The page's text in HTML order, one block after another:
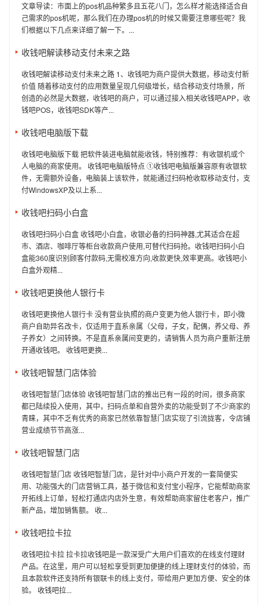
文章导读：市面上的pos机品种繁多且五花八门，怎么样才能选择适合自
己需求的pos机呢，那么我们在办理pos机的时候又需要注意哪些呢？我
们根据以下几点来详细了解一下。...
收钱吧解读移动支付未来之路
收钱吧解读移动支付未来之路 1、收钱吧为商户提供大数据，移动支付新
价值 随着移动支付的应用数量呈现几何级增长，结合移动支付场景，所
创造的必然是大数据，收钱吧的商户，可以通过接入相关收钱吧APP，收
钱吧POS，收钱吧SDK等产...
收钱吧电脑版下载
收钱吧电脑版下载 把软件装进电脑就能收钱，特别推荐：有收银机或个
人电脑的商家使用。 收钱吧电脑版特点 ①收钱吧电脑版兼容原有收银软
件，无需额外设备，电脑装上该软件，就能通过扫码枪收取移动支付，支
付WindowsXP及以上系...
收钱吧扫码小白盒
收钱吧扫码小白盒 收钱吧小白盒，收银必备的扫码神器,尤其适合在超
市、酒店、咖啡厅等柜台收款商户使用,可替代扫码抢。收钱吧扫码小白
盒能360度识别顾客付款码,无需校准方向,收款更快,效率更高。收钱吧小
白盒外观精...
收钱吧更换他人银行卡
收钱吧更换他人银行卡 没有营业执照的商户变更为他人银行卡，即小微
商户自助异名改卡，仅适用于直系亲属（父母，子女，配偶，养父母、养
子养女）之间转换。不是直系亲属间变更的，请销售人员为商户重新注册
开通收钱吧。 收钱吧更换...
收钱吧智慧门店体验
收钱吧智慧门店体验 收钱吧智慧门店的推出已有一段的时间，很多商家
都已陆续投入使用，其中，扫码点单和自营外卖的功能受到了不少商家的
青睐，其中不乏有优秀的商家已然依靠智慧门店实现了引流拢客，令店铺
营业成绩节节高涨...
收钱吧智慧门店
收钱吧智慧门店 收钱吧智慧门店，是针对中小商户开发的一套简便实
用、功能强大的门店营销工具，基于微信和支付宝小程序，它能帮助商家
开拓线上订单，轻松打通店内店外生意，有效帮助商家留住老客户，推广
新产品，增加销售额。 收...
收钱吧拉卡拉
收钱吧拉卡拉 拉卡拉收钱吧是一款深受广大用户们喜欢的在线支付理财
产品。在这里，用户可以轻松享受到更加便捷的线上理财支付的体验，而
且本款软件还支持所有银联卡的线上支付，带给用户更加方便、安全的体
验。 收钱吧拉...